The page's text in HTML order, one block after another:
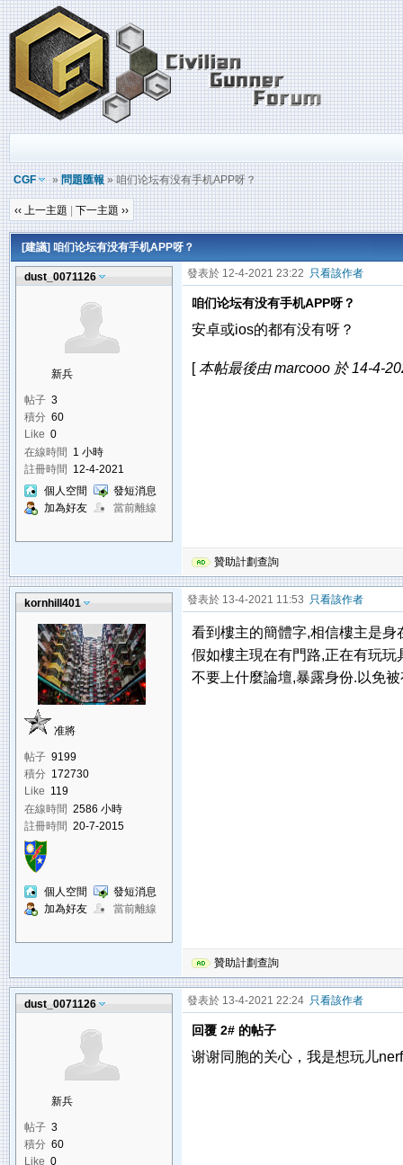
CGF »問題匯報» 咱们论坛有没有手机APP呀？
‹‹ 上一主題 下一主題 ››
[建議] 咱们论坛有没有手机APP呀？
dust_0071126
新兵
帖子 3
積分 60
Like 0
在線時間 1 小時
註冊時間 12-4-2021
個人空間
發短消息
加為好友
當前離線
發表於 12-4-2021 23:22 只看該作者
咱们论坛有没有手机APP呀？
安卓或ios的都有没有呀？
[本帖最後由 marcooo 於 14-4-
贊助計劃查詢
kornhill401
准將
帖子 9199
積分 172730
Like 119
在線時間 2586 小時
註冊時間 20-7-2015
個人空間
發短消息
加為好友
當前離線
發表於 13-4-2021 11:53 只看該作者
看到樓主的簡體字,相信樓主是身
假如樓主現在有門路,正在有玩玩
不要上什麼論壇,暴露身份.以免
贊助計劃查詢
dust_0071126
新兵
帖子 3
積分 60
Like 0
發表於 13-4-2021 22:24 只看該作者
回覆 2# 的帖子
谢谢同胞的关心，我是想玩儿